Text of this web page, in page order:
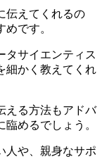
伝えてくれるの
です。
タサイエンティス
細かく教えてくれ
える方法もアドバ
めるでしょう。
人や、親身なサポ